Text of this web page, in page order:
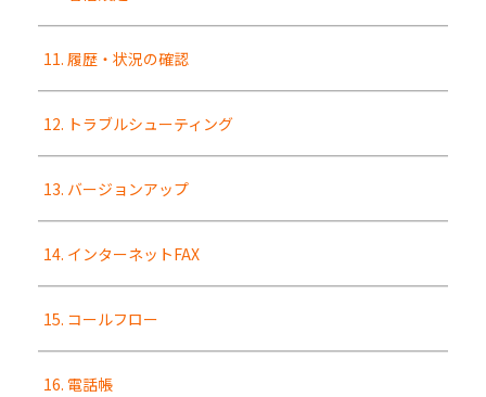
11. 履歴・状況の確認
12. トラブルシューティング
13. バージョンアップ
14. インターネットFAX
15. コールフロー
16. 電話帳